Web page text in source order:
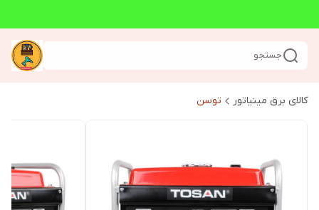
جستجو
کالای برق مینیاتور توسن